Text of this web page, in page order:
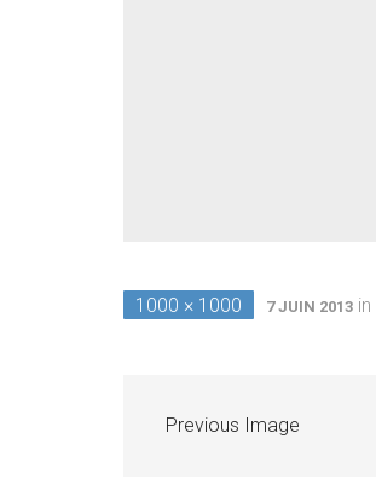
1000 × 1000 7 JUIN 2013 in
Previous Image